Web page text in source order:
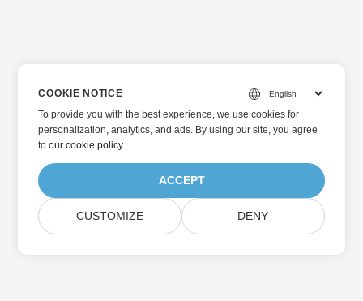
COOKIE NOTICE
To provide you with the best experience, we use cookies for
personalization, analytics, and ads. By using our site, you agree
toour cookie policy.
ACCEPT
CUSTOMIZE DENY